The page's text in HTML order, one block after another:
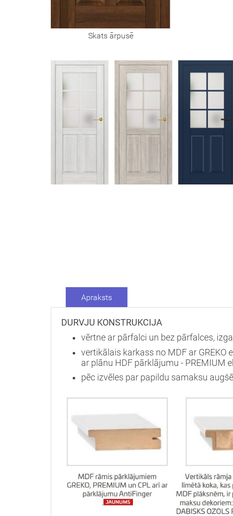
Skats ārpusē
Apraksts
DURVJU KONSTRUKCIJA
vērtne ar pārfalci un bez pārfalces,
vertikālais karkass no MDF ar
ar plānu HDF pārklājumu - PREMIUM
pēc izvēles par papildu samaksu